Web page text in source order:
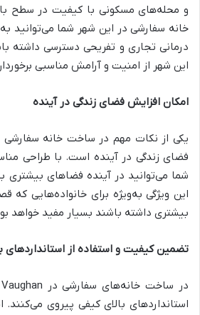
و محله‌های مسکونی با کیفیت در سطح
خانه سفارشی در این شهر شما می‌توانید
درمانی تجاری و تفریحی دسترسی داشته
این شهر از امنیت و آرامش مناسبی
امکان افزایش فضای زندگی در آینده
یکی از نکات مهم در ساخت خانه
فضای زندگی در آینده است. با طراحی
شما می‌توانید در آینده فضاهای بیشتری
این ویژگی به‌ویژه برای خانواده‌هایی که
بیشتری داشته باشند بسیار مفید خواهد
تضمین کیفیت و استفاده از استانداردهای
استانداردهای بالای کیفی پیروی